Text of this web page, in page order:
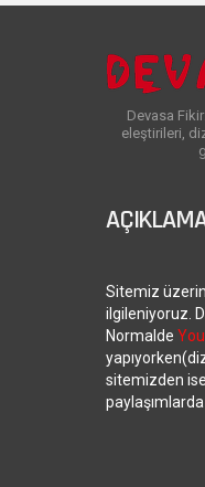
Devasa
eleştirileri,
Sitemiz
ilgileniyoruz.
Normalde
sitemizden